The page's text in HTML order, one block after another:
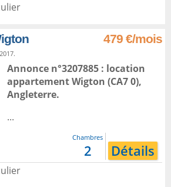
479 €/mois
Annonce n°3207885 : location
appartementWigton (CA7 0),
Angleterre.
...
Chambres
2 Détails